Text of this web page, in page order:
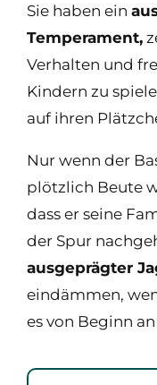
Sie haben ein
Temperament,
Verhalten und
Kindern zu
auf ihren
Nur wenn der
plötzlich Beute
dass er seine
der Spur
ausgeprägter
eindämmen,
es von Beginn